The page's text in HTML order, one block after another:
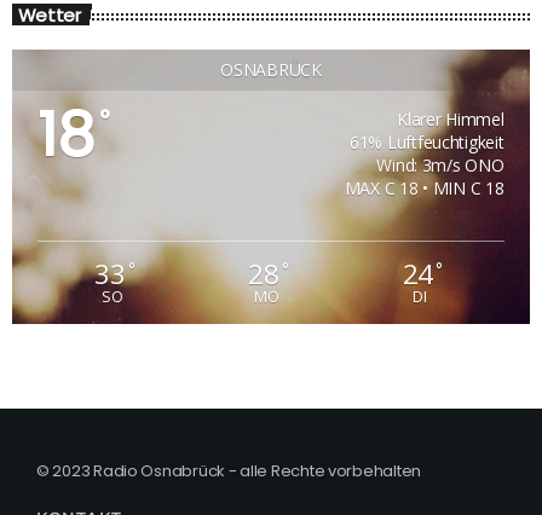
Wetter
OSNABRÜCK
18°
Klarer Himmel
61% Luftfeuchtigkeit
Wind: 3m/s ONO
MAX C 18 • MIN C 18
33°
SO
28 °
MO
24°
DI
© 2023 Radio Osnabrück - alle Rechte vorbehalten